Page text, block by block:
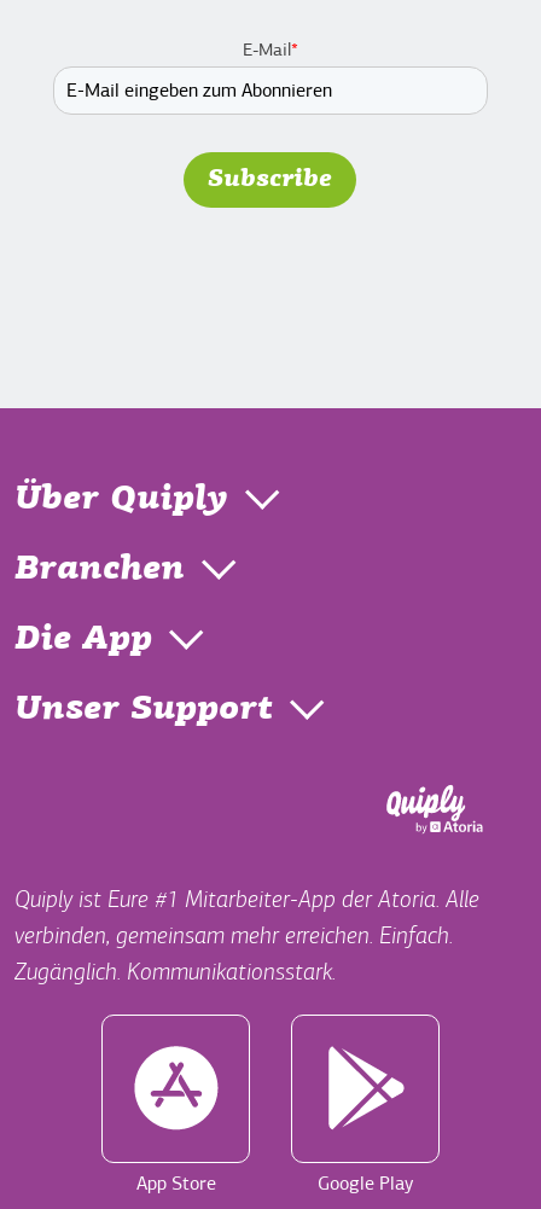
E-Mail*
Über Quiply
Branchen
Die App
Unser Support
Quiply ist Eure #1 Mitarbeiter-App der Atoria. Alle
verbinden, gemeinsam mehr erreichen. Einfach.
Zugänglich. Kommunikationsstark.
App Store Google Play